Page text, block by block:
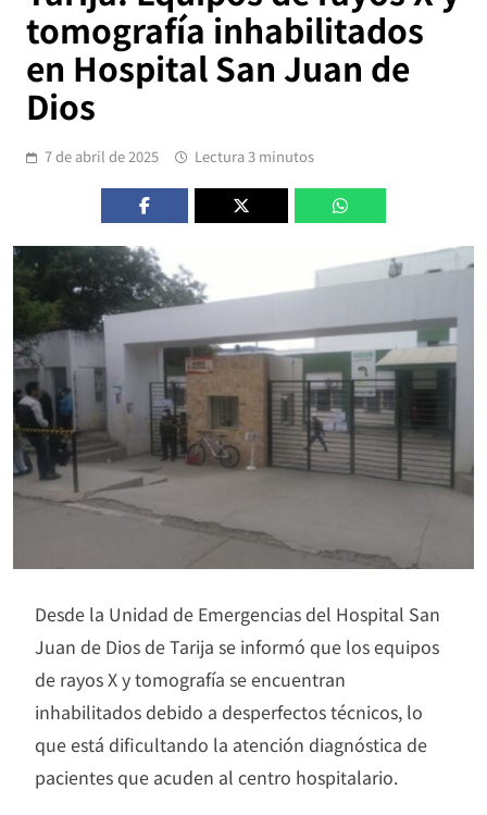
tomografía inhabilitados
en Hospital San Juan de
Dios
7 de abril de 2025 Lectura 3 minutos
Desde la Unidad de Emergencias del Hospital San
Juan de Dios de Tarija se informó que los equipos
de rayos X y tomografía se encuentran
inhabilitados debido a desperfectos técnicos, lo
que está dificultando la atención diagnóstica de
pacientes que acuden al centro hospitalario.